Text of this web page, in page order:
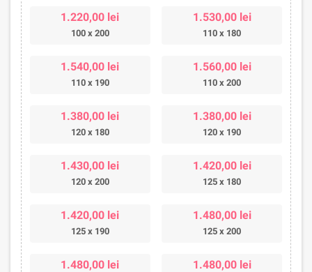
1.220,00 lei
100 x 200
1.530,00 lei
110 x 180
1.540,00 lei
110 x 190
1.560,00 lei
110 x 200
1.380,00 lei
120 x 180
1.380,00 lei
120 x 190
1.430,00 lei
120 x 200
1.420,00 lei
125 x 180
1.420,00 lei
125 x 190
1.480,00 lei
125 x 200
1.480,00 lei 1.480,00 lei